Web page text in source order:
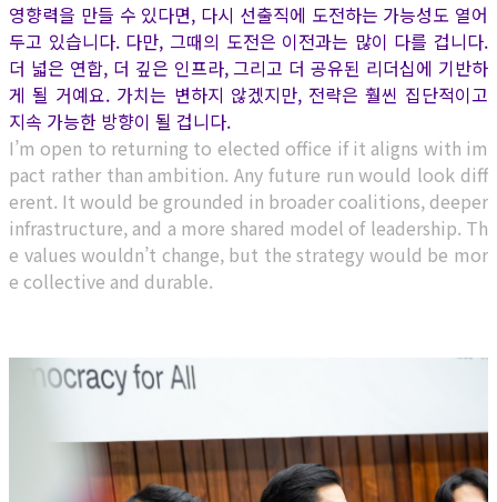
영향력을 만들 수 있다면, 다시 선출직에 도전하는 가능성도 열어
두고 있습니다. 다만, 그때의 도전은 이전과는 많이 다를 겁니다.
더 넓은 연합, 더 깊은 인프라, 그리고 더 공유된 리더십에 기반하
게 될 거예요. 가치는 변하지 않겠지만, 전략은 훨씬 집단적이고
지속 가능한 방향이 될 겁니다.
I’m open to returning to elected office if it aligns with im
pact rather than ambition. Any future run would look diff
erent. It would be grounded in broader coalitions, deeper
infrastructure, and a more shared model of leadership. Th
e values wouldn’t change, but the strategy would be mor
e collective and durable.